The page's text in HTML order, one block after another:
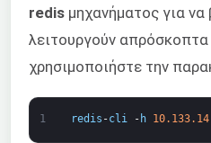
redis μηχανήματος για
λειτουργούν απρόσκοπτα
χρησιμοποιήστε την
1 redis -cli - h